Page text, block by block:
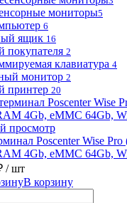
мониторы5
6
ящик 16
покупателя 2
клавиатура 4
монитор 2
принтер 20
просмотр
Poscenter Wise
4Gb, eMMC 64Gb,
/ шт
В корзину